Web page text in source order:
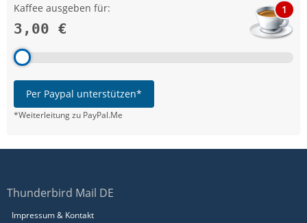
Kaffee ausgeben für:
3,00 €
1
Per Paypal unterstützen*
*Weiterleitung zu PayPal.Me
Thunderbird Mail DE
Impressum & Kontakt